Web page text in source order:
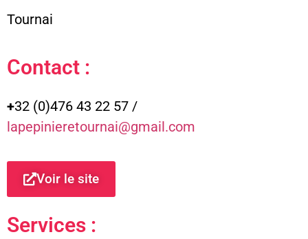
Tournai
Contact :
+32 (0)476 43 22 57 /
lapepinieretournai@gmail.com
Voir le site
Services :